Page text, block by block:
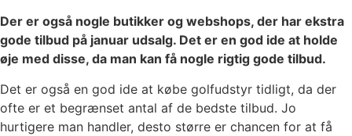
Der er også nogle butikker og webshops, der har ekstra
gode tilbud på januar udsalg. Det er en god ide at holde
øje med disse, da man kan få nogle rigtig gode tilbud.
Det er også en god ide at købe golfudstyr tidligt, da der
ofte er et begrænset antal af de bedste tilbud. Jo
hurtigere man handler, desto større er chancen for at få